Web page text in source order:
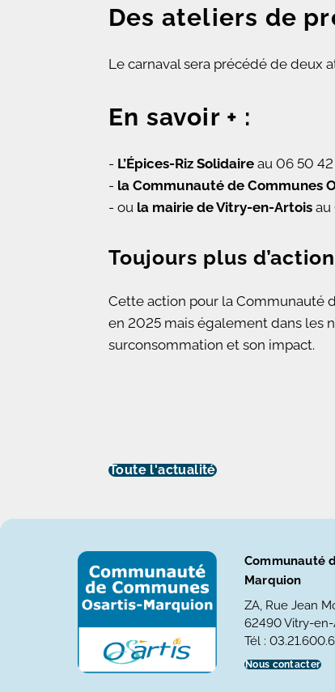
Des ateliers de
Le carnaval sera précédé de deux
En savoir + :
- L’Épices-Riz Solidaire au 06 50
- la Communauté de Communes
- ou la mairie de Vitry-en-Artois au
Toujours plus
Cette action pour la Communauté
en 2025 mais également dans les
surconsommation et son impact.
Toute l'actualité
Communauté
Marquion
ZA, Rue Jean
62490 Vitry-en-
Tél :
Nous contacter